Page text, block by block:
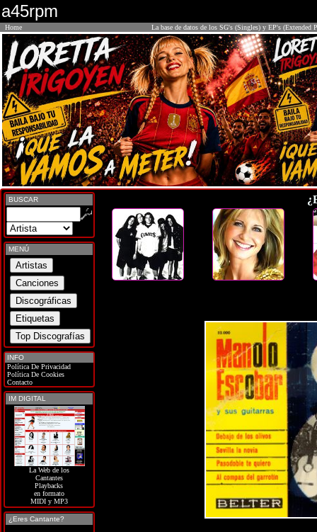
a45rpm
Home La base de datos de los SG's (Singles) y EP's (Extended
BUSCAR
MENÚ
INFO
Política De Privacidad
Política De Cookies
Contacto
IM DIGITAL
La Web de los
Cantantes
Playbacks
en formato
MIDI y MP3
¿Eres Cantante?